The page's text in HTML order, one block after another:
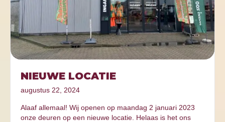
NIEUWE LOCATIE
augustus 22, 2024
Alaaf allemaal! Wij openen op maandag 2 januari 2023
onze deuren op een nieuwe locatie. Helaas is het ons